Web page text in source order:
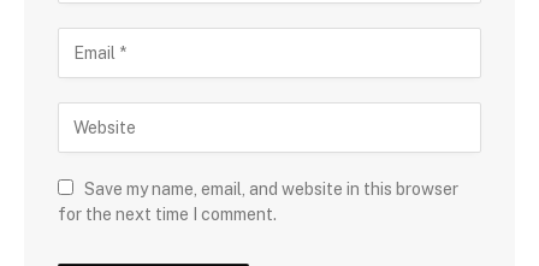
Save my name, email, and website in this browser
for the next time I comment.